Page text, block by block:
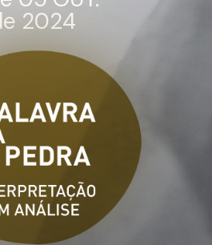
2024